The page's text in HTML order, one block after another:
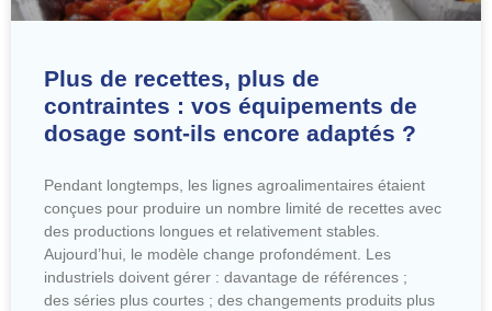
Plus de recettes, plus de
contraintes : vos équipements de
dosage sont-ils encore adaptés ?
Pendant longtemps, les lignes agroalimentaires étaient
conçues pour produire un nombre limité de recettes avec
des productions longues et relativement stables.
Aujourd’hui, le modèle change profondément. Les
industriels doivent gérer : davantage de références ;
des séries plus courtes ; des changements produits plus